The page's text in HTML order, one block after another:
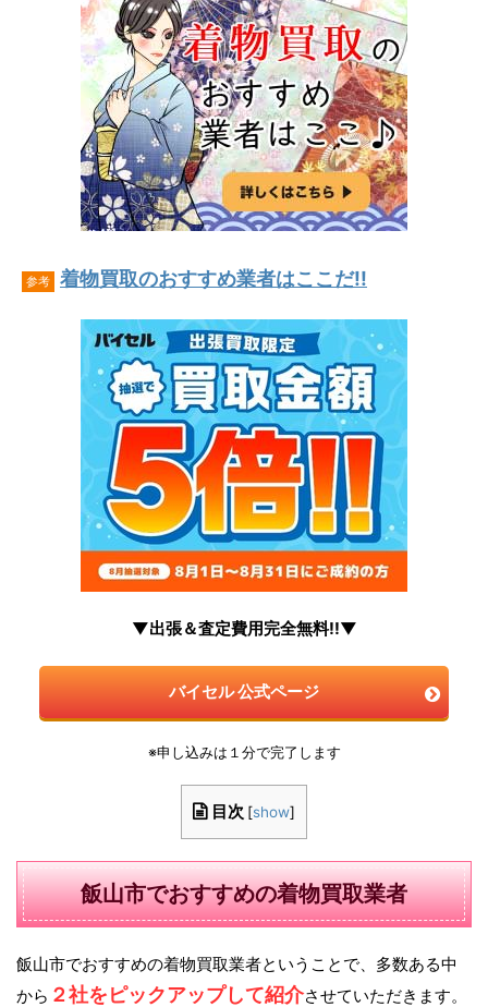
参考 着物買取のおすすめ業者はここだ!!
▼出張＆査定費用完全無料!!▼
バイセル 公式ページ
※申し込みは１分で完了します
目次 [show]
飯山市でおすすめの着物買取業者
飯山市でおすすめの着物買取業者ということで、多数ある中
から ２社をピックアップして紹介させていただきます。